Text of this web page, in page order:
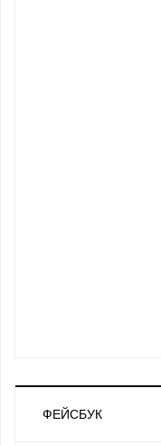
ФЕЙСБУК